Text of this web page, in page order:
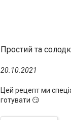
Простий та
20.10.2021
Цей рецепт ми
готувати 😏